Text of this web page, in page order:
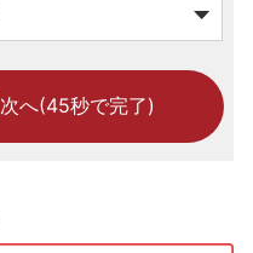
次へ(45秒で完了)